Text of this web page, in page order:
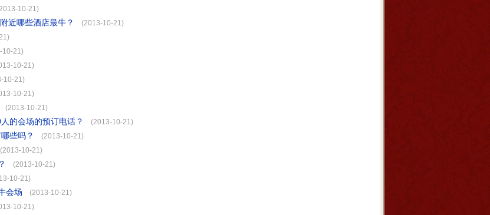
10-21)
近哪些酒店最牛？ (2013-10-21)
10-21)
10-21)
10-21)
10-21)
(2013-10-21)
的会场的预订电话？ (2013-10-21)
些吗？ (2013-10-21)
(2013-10-21)
(2013-10-21)
10-21)
会场 (2013-10-21)
10-21)